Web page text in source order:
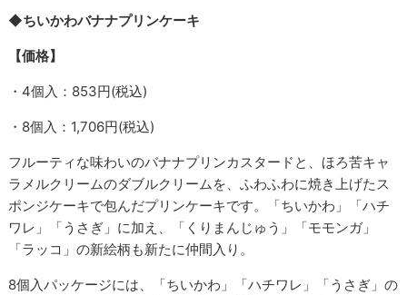
◆ちいかわバナナプリンケーキ
【価格】
・4個入：853円(税込)
・8個入：1,706円(税込)
フルーティな味わいのバナナプリンカスタードと、ほろ苦キャ
ラメルクリームのダブルクリームを、ふわふわに焼き上げたス
ポンジケーキで包んだプリンケーキです。「ちいかわ」「ハチ
ワレ」「うさぎ」に加え、「くりまんじゅう」「モモンガ」
「ラッコ」の新絵柄も新たに仲間入り。
8個入パッケージには、「ちいかわ」「ハチワレ」「うさぎ」の